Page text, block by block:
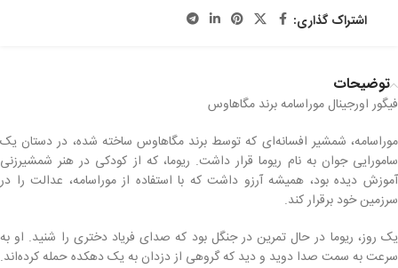
اشتراک گذاری:
توضیحات
فیگور اورجینال موراسامه برند مگاهاوس
موراسامه، شمشیر افسانه‌ای که توسط برند مگاهاوس ساخته شده، در دستان یک
سامورایی جوان به نام ریوما قرار داشت. ریوما، که از کودکی در هنر شمشیرزنی
آموزش دیده بود، همیشه آرزو داشت که با استفاده از موراسامه، عدالت را در
سرزمین خود برقرار کند.
یک روز، ریوما در حال تمرین در جنگل بود که صدای فریاد دختری را شنید. او به
سرعت به سمت صدا دوید و دید که گروهی از دزدان به یک دهکده حمله کرده‌اند.